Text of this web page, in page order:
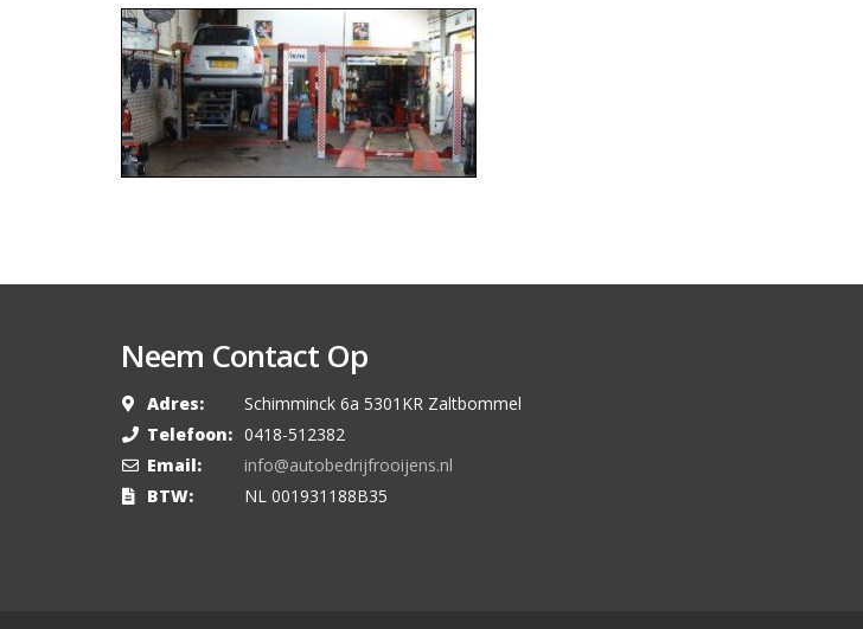
Neem Contact Op
Adres:
Schimminck 6a 5301KR Zaltbommel
Telefoon: 0418-512382
Email:
info@autobedrijfrooijens.nl
BTW:
NL 001931188B35